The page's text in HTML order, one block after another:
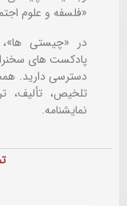
«فلسفه و علوم
در «چیستی
پادکست های
دسترسی دارید.
تلخیص، تألیف،
نمایشنامه.